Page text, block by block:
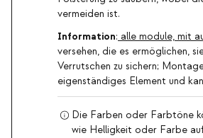
vermeiden ist.
Information: alle module, mit
versehen, die es ermöglichen,
Verrutschen zu sichern;
eigenständiges Element und
Die Farben oder Farbtöne
wie Helligkeit oder Farbe